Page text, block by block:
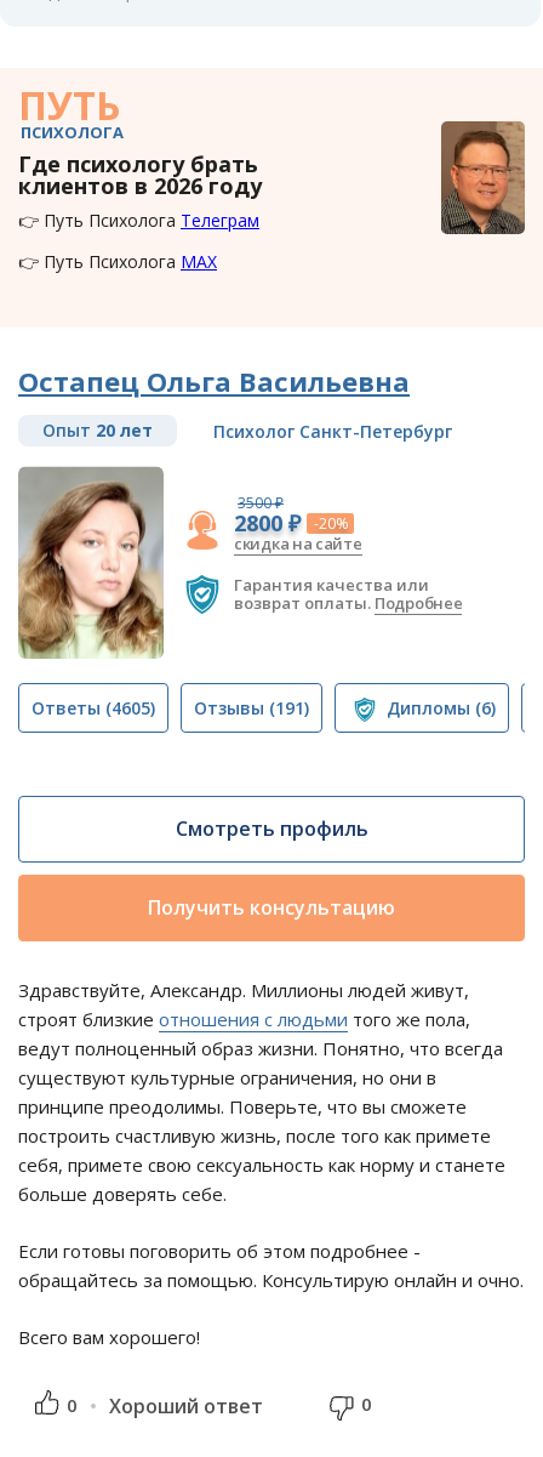
ПУТЬ
ПСИХОЛОГА
Где психологу брать
клиентов в 2026 году
👉 Путь Психолога Телеграм
👉 Путь Психолога MAX
Остапец Ольга Васильевна
Опыт 20 лет Психолог Санкт-Петербург
3500 ₽
2800 ₽ -20%
скидка на сайте
Гарантия качества или
возврат оплаты. Подробнее
Ответы (4605) Отзывы (191) Дипломы (6)
Смотреть профиль
Получить консультацию
Здравствуйте, Александр. Миллионы людей живут,
строят близкие отношения с людьми того же пола,
ведут полноценный образ жизни. Понятно, что всегда
существуют культурные ограничения, но они в
принципе преодолимы. Поверьте, что вы сможете
построить счастливую жизнь, после того как примете
себя, примете свою сексуальность как норму и станете
больше доверять себе.
Если готовы поговорить об этом подробнее -
обращайтесь за помощью. Консультирую онлайн и очно.
Всего вам хорошего!
0 Хороший ответ 0